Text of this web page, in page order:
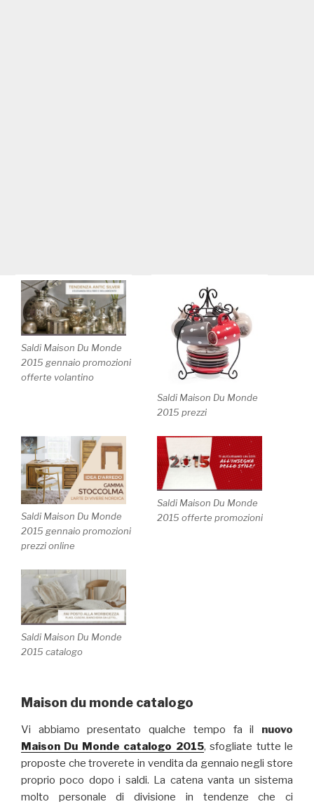
Saldi Maison Du Monde
2015 gennaio promozioni
offerte volantino
Saldi Maison Du Monde
2015 prezzi
Saldi Maison Du Monde
2015 gennaio promozioni
prezzi online
Saldi Maison Du Monde
2015 offerte promozioni
Saldi Maison Du Monde
2015 catalogo
Maison du monde catalogo
Vi abbiamo presentato qualche tempo fa il nuovo
Maison Du Monde catalogo 2015, sfogliate tutte le
proposte che troverete in vendita da gennaio negli store
proprio poco dopo i saldi. La catena vanta un sistema
molto personale di divisione in tendenze che ci